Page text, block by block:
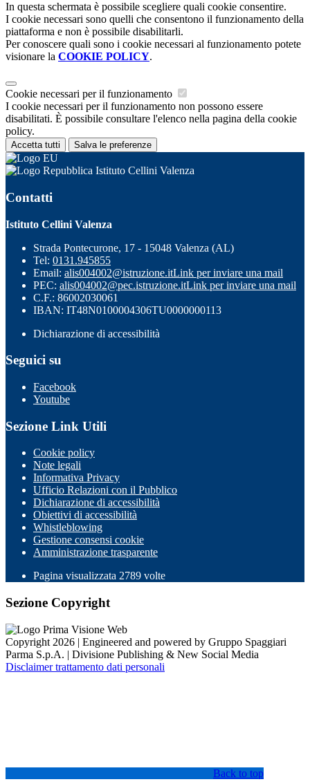
In questa schermata è possibile scegliere quali cookie consentire.
I cookie necessari sono quelli che consentono il funzionamento della
piattaforma e non è possibile disabilitarli.
Per conoscere quali sono i cookie necessari al funzionamento potete
visionare la COOKIE POLICY.
Cookie necessari per il funzionamento
I cookie necessari per il funzionamento non possono essere
disabilitati. È possibile consultare l'elenco nella pagina della cookie
policy.
Accetta tutti Salva le preferenze
Istituto Cellini Valenza
Contatti
Istituto Cellini Valenza
Strada Pontecurone, 17 - 15048 Valenza (AL)
Tel: 0131.945855
Email: alis004002@istruzione.itLink per inviare una mail
PEC: alis004002@pec.istruzione.itLink per inviare una mail
C.F.: 86002030061
IBAN: IT48N0100004306TU0000000113
Dichiarazione di accessibilità
Seguici su
Facebook
Youtube
Sezione Link Utili
Cookie policy
Note legali
Informativa Privacy
Ufficio Relazioni con il Pubblico
Dichiarazione di accessibilità
Obiettivi di accessibilità
Whistleblowing
Gestione consensi cookie
Amministrazione trasparente
Pagina visualizzata 2789 volte
Sezione Copyright
Copyright 2026 | Engineered and powered by Gruppo Spaggiari
Parma S.p.A. | Divisione Publishing & New Social Media
Disclaimer trattamento dati personali
Back to top